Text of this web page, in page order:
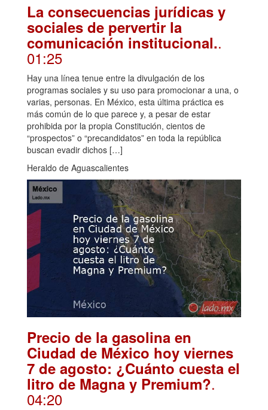
La consecuencias jurídicas y
sociales de pervertir la
comunicación institucional..
01:25
Hay una línea tenue entre la divulgación de los
programas sociales y su uso para promocionar a una, o
varias, personas. En México, esta última práctica es
más común de lo que parece y, a pesar de estar
prohibida por la propia Constitución, cientos de
“prospectos” o “precandidatos” en toda la república
buscan evadir dichos […]
Heraldo de Aguascalientes
Precio de la gasolina en
Ciudad de México hoy viernes
7 de agosto: ¿Cuánto cuesta el
litro de Magna y Premium?.
04:20